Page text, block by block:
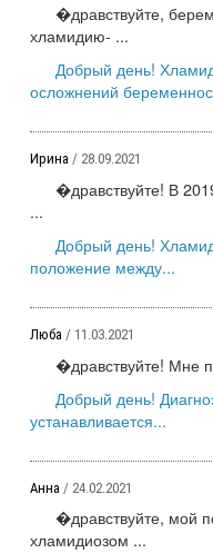
�дравствуйте,
хламидию- ...
Добрый день!
осложнений
Ирина / 28.09.2021
�дравствуйте! В
...
Добрый день!
положение между...
Люба / 11.03.2021
�дравствуйте! Мне
Добрый день!
устанавливается...
Анна / 24.02.2021
�дравствуйте, мой
хламидиозом ...